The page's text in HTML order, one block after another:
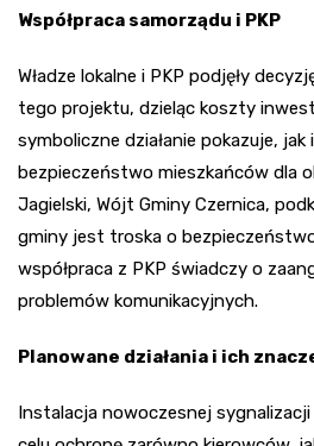
Współpraca samorządu i PKP
Władze lokalne i PKP podjęły
tego projektu, dzieląc koszty
symboliczne działanie pokazuje,
bezpieczeństwo mieszkańców dla
Jagielski, Wójt Gminy Czernica,
gminy jest troska o
współpraca z PKP świadczy o
problemów komunikacyjnych.
Planowane działania i ich
Instalacja nowoczesnej